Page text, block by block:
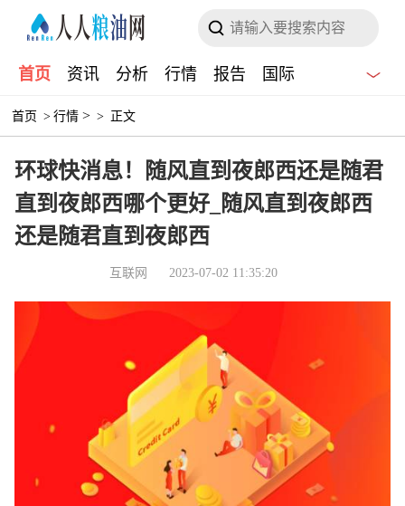
首页 资讯 分析 行情 报告 国际
首页 > 行情 > > 正文
环球快消息！随风直到夜郎西还是随君
直到夜郎西哪个更好_随风直到夜郎西
还是随君直到夜郎西
互联网 2023-07-02 11:35:20